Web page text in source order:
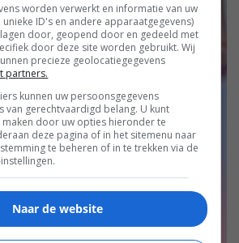
worden verwerkt en informatie van uw
ID's en andere apparaatgegevens)
door, geopend door en gedeeld met
door deze site worden gebruikt. Wij
precieze geolocatiegegevens
partners.
kunnen uw persoonsgegevens
van gerechtvaardigd belang. U kunt
door uw opties hieronder te
deze pagina of in het sitemenu naar
te beheren of in te trekken via de
Naar de website